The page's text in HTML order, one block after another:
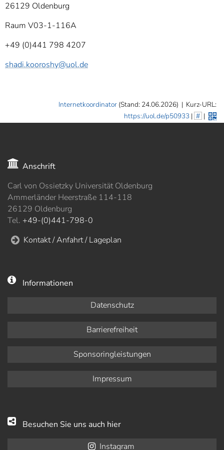
26129 Oldenburg
Raum V03-1-116A
+49 (0)441 798 4207
shadi.kooroshy@uol.de
Internetkoordinator (Stand: 24.06.2026) | Kurz-URL:
https://uol.de/p50933 | # |
Anschrift
Carl von Ossietzky Universität Oldenburg
Ammerländer Heerstraße 114-118
26129 Oldenburg
Tel. +49-(0)441-798-0
Kontakt / Anfahrt / Lageplan
Informationen
Datenschutz
Barrierefreiheit
Sponsoringleistungen
Impressum
Besuchen Sie uns auch hier
Instagram